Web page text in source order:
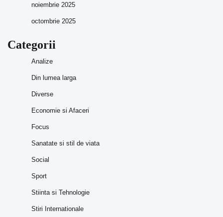
noiembrie 2025
octombrie 2025
Categorii
Analize
Din lumea larga
Diverse
Economie si Afaceri
Focus
Sanatate si stil de viata
Social
Sport
Stiinta si Tehnologie
Stiri Internationale